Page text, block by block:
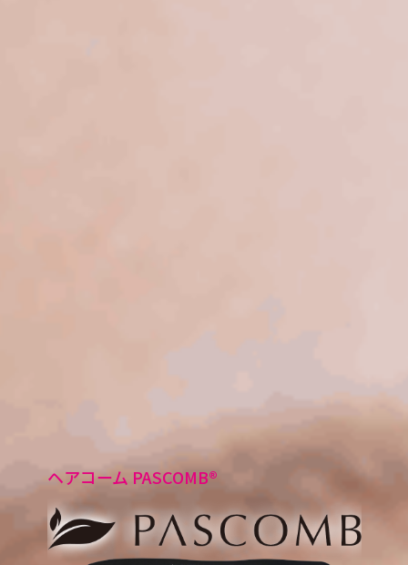
ヘアコーム PASCOMB®